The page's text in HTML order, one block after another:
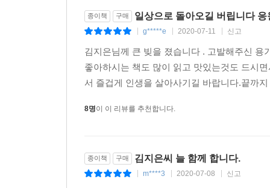
종이책 구매 일상으로 돌아오길 버립니다 응
g*****e 2020-07-11 신고
김지은님께 큰 빚을 졌습니다 . 고발해주신
좋아하시는 책도 많이 읽고 맛있는것도 드시
서 즐겁게 인생을 살아사기길 바랍니다.끝까
8명이 이 리뷰를 추천합니다.
종이책 구매 김지은씨 늘 함께 합니다.
m****3 2020-07-08 신고